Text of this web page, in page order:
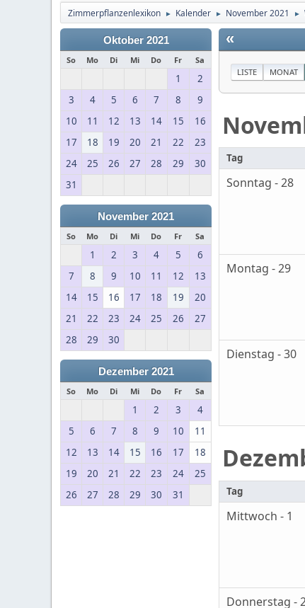
Zimmerpflanzenlexikon ► Kalender ► November 2021 ►
Oktober 2021
So Mo Di Mi Do Fr Sa
1
2
3
4 5 6 7 8
9
10
11 12 13 14 15
16
17
18 19 20 21 22
23
24
25 26 27 28 29
30
31
November 2021
So Mo Di Mi Do Fr Sa
1 2 3 4 5
6
7
8 9 10 11 12
13
14
15 16 17 18 19
20
21
22 23 24 25 26
27
28
29 30
Dezember 2021
So Mo Di Mi Do Fr Sa
1 2 3
4
5
6 7 8 9 10
11
12
13 14 15 16 17
18
19
20 21 22 23 24
25
26
27 28 29 30 31
«
LISTE MONAT
Tag
Sonntag - 28
Montag - 29
Dienstag - 30
Tag
Mittwoch - 1
Donnerstag -